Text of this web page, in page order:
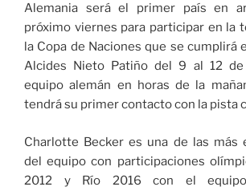
Alemania será el primer país en
próximo viernes para participar en la
la Copa de Naciones que se cumplirá
Alcides Nieto Patiño del 9 al 12 de
equipo alemán en horas de la
tendrá su primer contacto con la pista
Charlotte Becker es una de las más
del equipo con participaciones
2012 y Río 2016 con el